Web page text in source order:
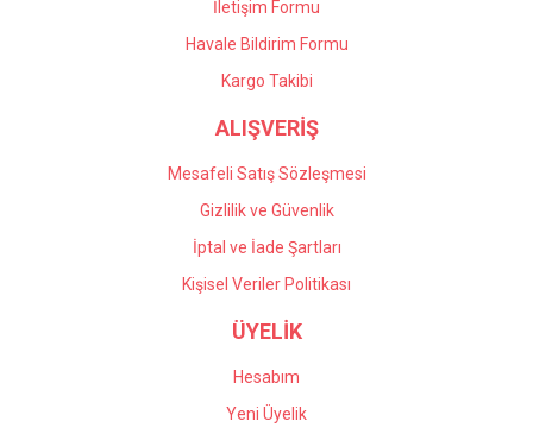
Gönder
İletişim Formu
Havale Bildirim Formu
Kargo Takibi
ALIŞVERİŞ
Mesafeli Satış Sözleşmesi
Gizlilik ve Güvenlik
İptal ve İade Şartları
Kişisel Veriler Politikası
ÜYELİK
Hesabım
Yeni Üyelik